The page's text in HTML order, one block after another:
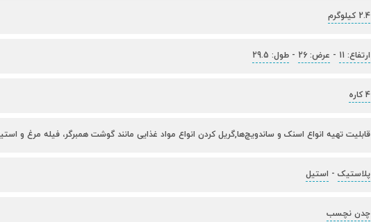
2.4 کیلوگرم
ارتفاع: 11 - عرض: 26 -طول: 29.5
4 کاره
قابلیت تهیه انواع اسنک و ساندویچ‌ها,گریل کردن انواع مواد غذایی مانند گوشت همبرگر، فیله مرغ و
پلاستیک - استیل
چدن نچسب